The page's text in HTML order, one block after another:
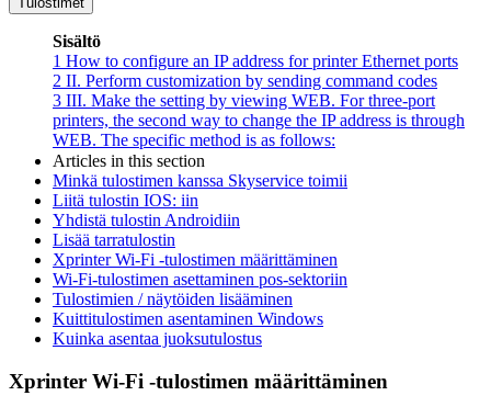
Sisältö
1 How to configure an IP address for printer Ethernet ports
2 II. Perform customization by sending command codes
3 III. Make the setting by viewing WEB. For three-port
printers, the second way to change the IP address is through
WEB. The specific method is as follows:
Articles in this section
Minkä tulostimen kanssa Skyservice toimii
Liitä tulostin IOS: iin
Yhdistä tulostin Androidiin
Lisää tarratulostin
Xprinter Wi-Fi -tulostimen määrittäminen
Wi-Fi-tulostimen asettaminen pos-sektoriin
Tulostimien / näytöiden lisääminen
Kuittitulostimen asentaminen Windows
Kuinka asentaa juoksutulostus
Xprinter Wi-Fi -tulostimen määrittäminen